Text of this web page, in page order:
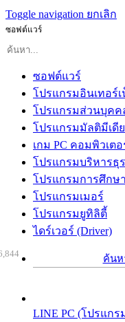
Toggle navigation ยกเลิก
ซอฟต์แวร์
ซอฟต์แวร์
โปรแกรมอินเทอร์
โปรแกรมส่วนบุคค
โปรแกรมมัลติมีเดีย
เกม PC คอมพิวเตอ
โปรแกรมบริหารธุ
โปรแกรมการศึกษา
โปรแกรมเมอร์
โปรแกรมยูทิลิตี้
ไดร์เวอร์ (Driver)
ค้นห
LINE PC (โปรแก